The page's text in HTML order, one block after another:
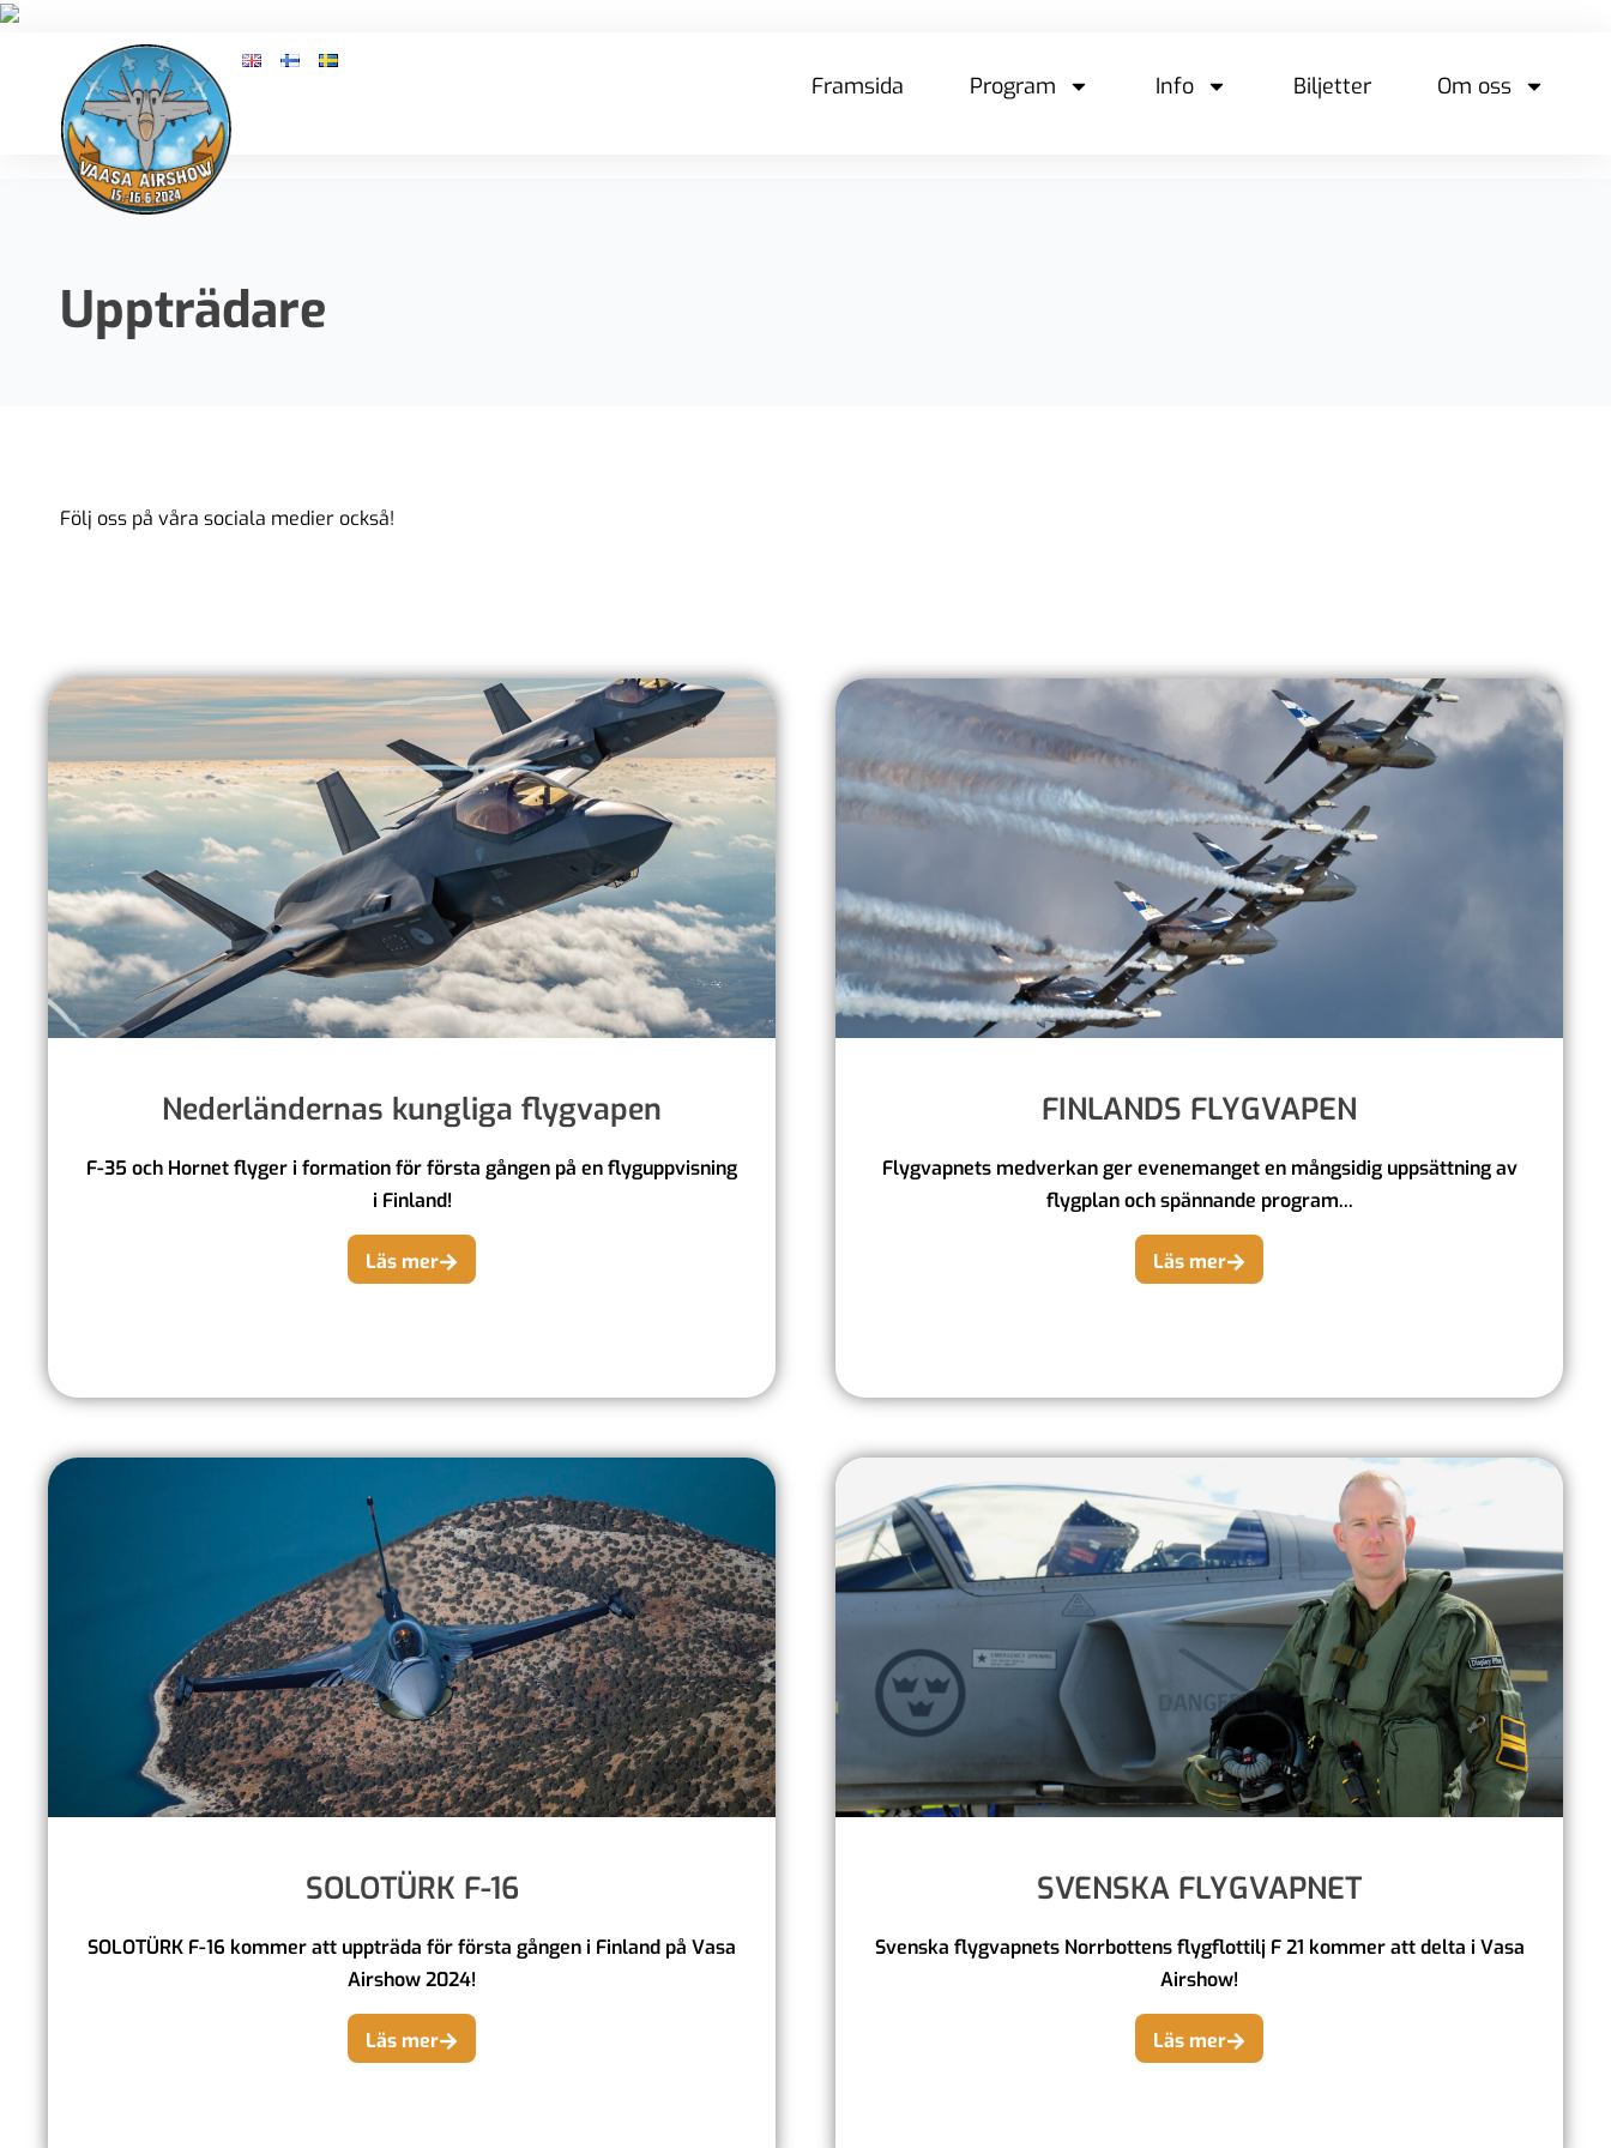
Framsida Program Info Biljetter Om oss
Uppträdare
Följ oss på våra sociala medier också!
Nederländernas kungliga flygvapen
F-35 och Hornet flyger i formation för första gången på en flyguppvisning
i Finland!
Läs mer
FINLANDS FLYGVAPEN
Flygvapnets medverkan ger evenemanget en mångsidig uppsättning av
flygplan och spännande program...
Läs mer
SOLOTÜRK F-16
SOLOTÜRK F-16 kommer att uppträda för första gången i Finland på Vasa
Airshow 2024!
Läs mer
SVENSKA FLYGVAPNET
Svenska flygvapnets Norrbottens flygflottilj F 21 kommer att delta i Vasa
Airshow!
Läs mer